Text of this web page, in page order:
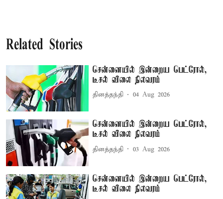
Related Stories
சென்னையில் இன்றைய பெட்ரோல்,
டீசல் விலை நிலவரம்
தினத்தந்தி 04 Aug 2026
சென்னையில் இன்றைய பெட்ரோல்,
டீசல் விலை நிலவரம்
தினத்தந்தி 03 Aug 2026
சென்னையில் இன்றைய பெட்ரோல்,
டீசல் விலை நிலவரம்